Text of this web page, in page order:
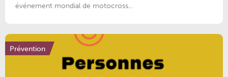
événement mondial de motocross...
Prévention